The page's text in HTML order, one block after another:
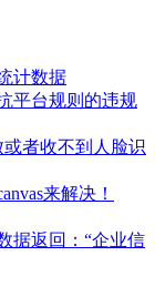
计数据
平台规则的违规
者收不到人脸识
来解决！
据返回：“企业信